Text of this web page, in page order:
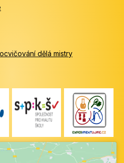
dělá mistry